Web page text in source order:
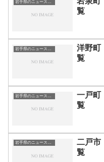
覧
洋野町
覧
一戸町
覧
岩手県のニュース一覧
二戸市
覧